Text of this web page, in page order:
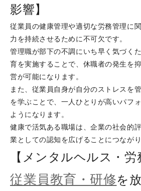
影響】
従業員の健康管理や適切な労務管理に
力を持続させるために不可欠です。
管理職が部下の不調にいち早く気づく
育を実施することで、休職者の発生を
営が可能になります。
また、従業員自身が自分のストレスを
を学ぶことで、一人ひとりが高いパフ
ようになります。
健康で活気ある職場は、企業の社会的
業としての認知を広げることにつながり
【メンタルヘルス・
従業員教育・研修を